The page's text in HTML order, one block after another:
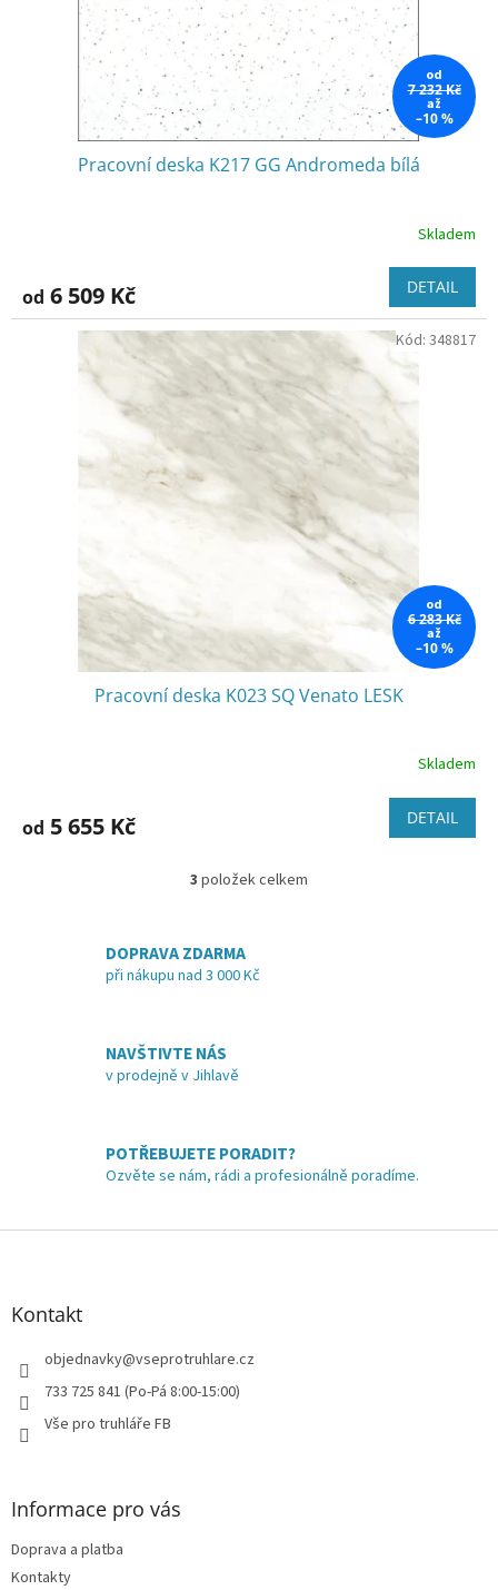
od
7 232 Kč
až
–10 %
Pracovní deska K217 GG Andromeda bílá
Skladem
od 6 509 Kč DETAIL
od
6 283 Kč
až
–10 %
Pracovní deska K023 SQ Venato LESK
Skladem
od 5 655 Kč DETAIL
Kód: 348817
O
d
y
v
ý
i
3 položek celkem
DOPRAVA ZDARMA
při nákupu nad 3 000 Kč
NAVŠTIVTE NÁS
v prodejně v Jihlavě
POTŘEBUJETE PORADIT?
Ozvěte se nám, rádi a profesionálně poradíme.
Z
Kontakt
objednavky@vseprotruhlare.cz
733 725 841 (Po-Pá 8:00-15:00)
Vše pro truhláře FB
Informace pro vás
Doprava a platba
Kontakty